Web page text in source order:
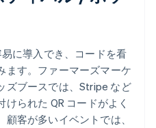
に導入でき、コードを看
ます。ファーマーズマーケ
ズブースでは、Stripe など
られた QR コードがよく
客が多いイベントでは、